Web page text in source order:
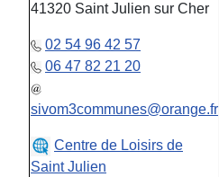
41320 Saint Julien sur Cher
02 54 96 42 57
06 47 82 21 20
sivom3communes@orange.fr
Centre de Loisirs de
Saint Julien